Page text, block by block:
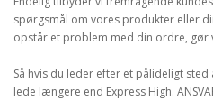
spørgsmål om vores produkter eller
opstår et problem med din ordre, gør
Så hvis du leder efter et pålideligt sted
lede længere end Express High.